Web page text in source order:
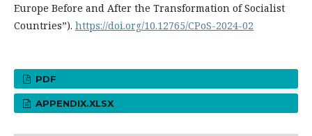
Europe Before and After the Transformation of Socialist
Countries”). https://doi.org/10.12765/CPoS-2024-02
PDF
APPENDIX.XLSX